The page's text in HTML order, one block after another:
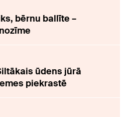
bērnu ballīte –
ūdens jūrā
piekrastē